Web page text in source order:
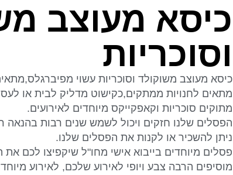
כיסא מעוצב
וסוכריות
כיסא מעוצב משוקולד וסוכריות עשוי
מתאים לחנויות ממתקים,כקישוט מדליק לבית או
מתוקים סוכריות וקאפקייקס מיוחדים לאירועים.
הפסלים שלנו חזקים ויכול לשמש שנים רבות בהנאה
ניתן להשכיר או לקנות את הפסלים שלנו.
פסלים מיוחדים בייבוא אישי מחו"ל שיקפיצו לכם את
מוסיפים הרבה צבע ויופי לאירוע שלכם, לאירוע